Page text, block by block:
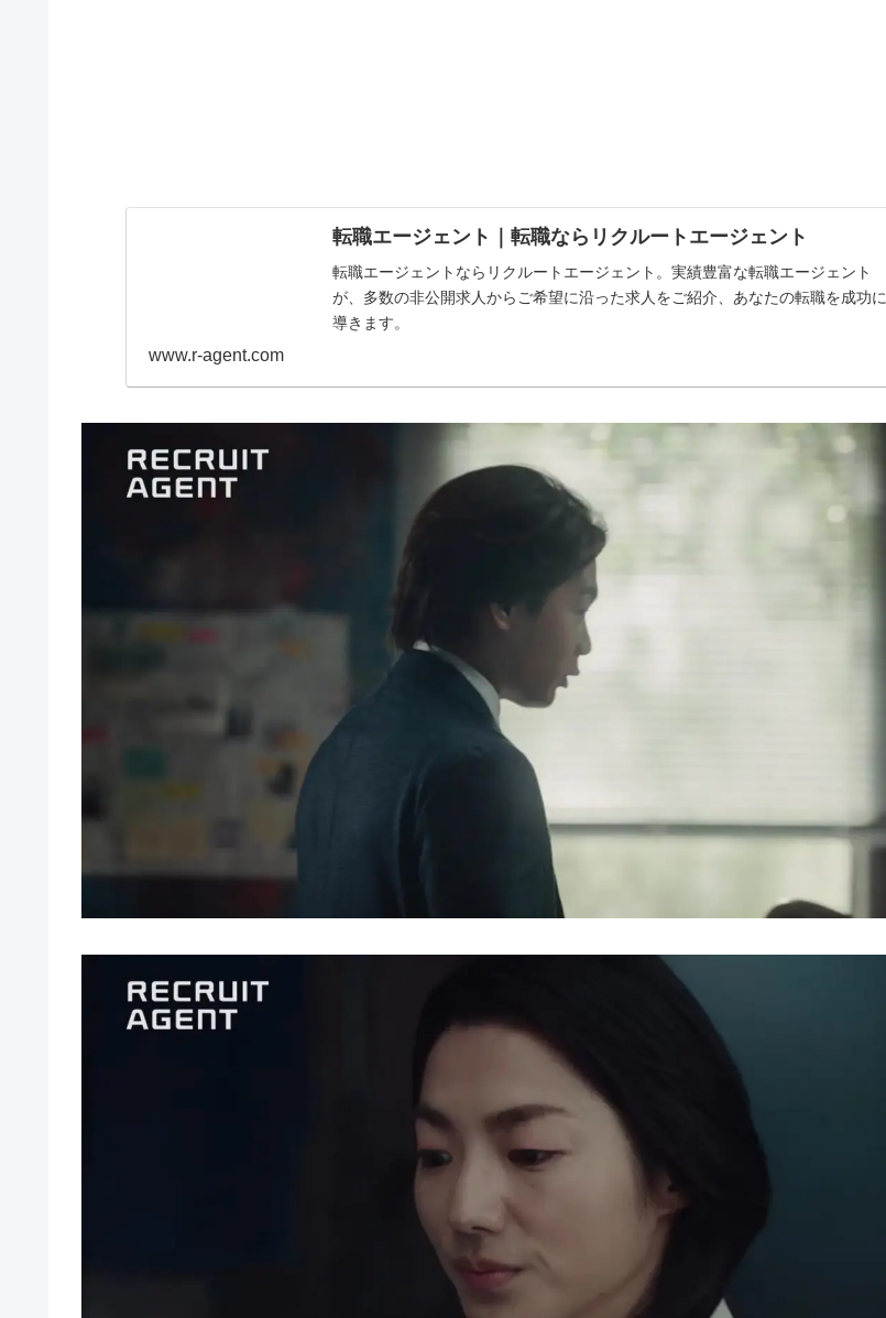
転職エージェント｜転職ならリクルートエージェント
転職エージェントならリクルートエージェント。実績豊富な転職エージェント
が、多数の非公開求人からご希望に沿った求人をご紹介、あなたの転職を成功に
導きます。
www.r-agent.com